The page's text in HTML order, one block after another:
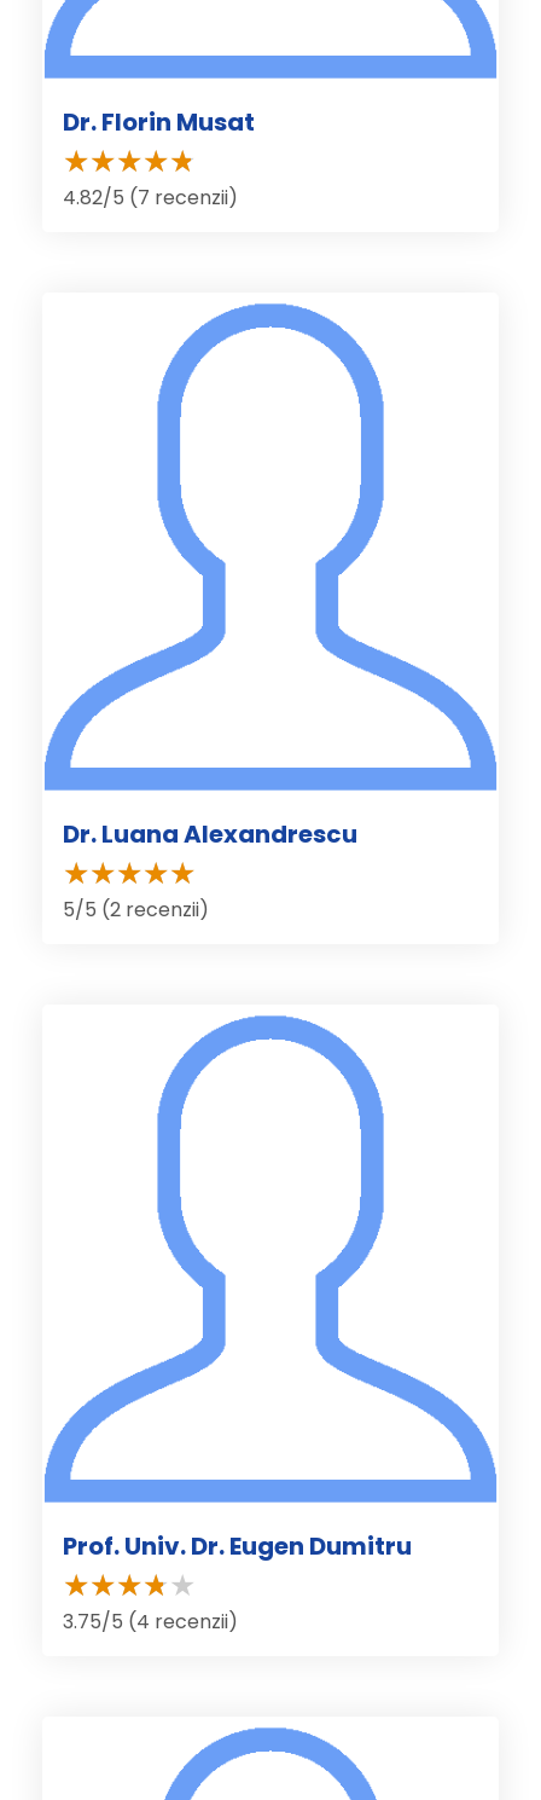
Dr. Florin Musat
4.82/5 (7 recenzii)
Dr. Luana Alexandrescu
5/5 (2 recenzii)
Prof. Univ. Dr. Eugen Dumitru
3.75/5 (4 recenzii)